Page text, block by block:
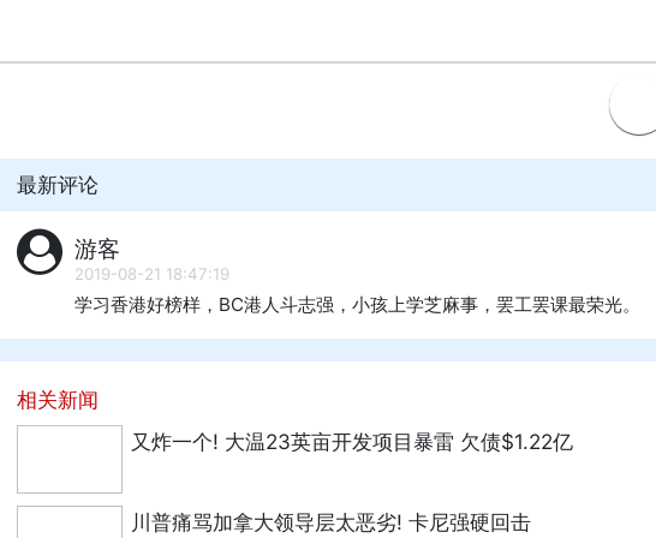
最新评论
游客
2019-08-21 18:47:19
学习香港好榜样，BC港人斗志强，小孩上学芝麻事，罢工罢课最荣光。
相关新闻
又炸一个! 大温23英亩开发项目暴雷 欠债$1.22亿
川普痛骂加拿大领导层太恶劣! 卡尼强硬回击